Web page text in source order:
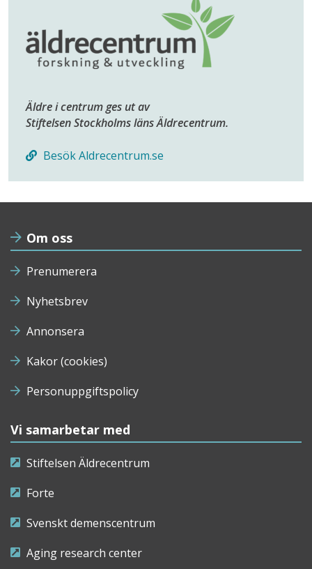
Äldre i centrum ges ut av
Stiftelsen Stockholms läns Äldrecentrum.
Besök Aldrecentrum.se
Om oss
Prenumerera
Nyhetsbrev
Annonsera
Kakor (cookies)
Personuppgiftspolicy
Vi samarbetar med
Stiftelsen Äldrecentrum
Forte
Svenskt demenscentrum
Aging research center